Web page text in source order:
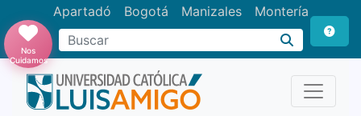
Apartadó Bogotá Manizales Montería
Buscar
Nos
Cuidamos